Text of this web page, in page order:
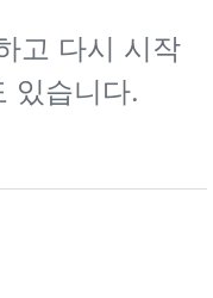
고 다시 시작
있습니다.